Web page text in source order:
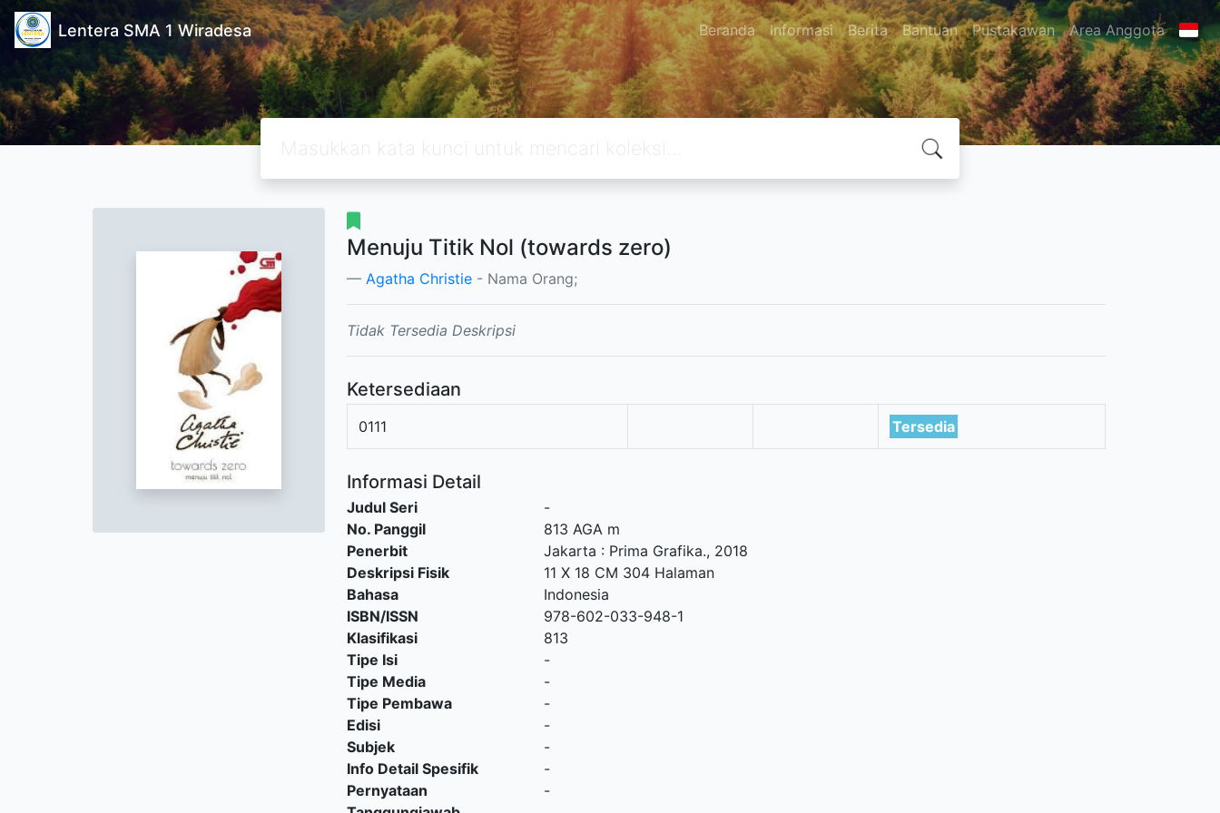
Lentera SMA 1 Wiradesa Beranda Informasi Berita Bantuan Pustakawan Area Anggota
Menuju Titik Nol (towards zero)
Agatha Christie - Nama Orang;
Tidak Tersedia Deskripsi
Ketersediaan
0111 Tersedia
Informasi Detail
Judul Seri
-
No. Panggil
813 AGA m
Penerbit
Jakarta : Prima Grafika., 2018
Deskripsi Fisik
11 X 18 CM 304 Halaman
Bahasa
Indonesia
ISBN/ISSN
978-602-033-948-1
Klasifikasi
813
Tipe Isi
-
Tipe Media
-
Tipe Pembawa
-
Edisi
-
Subjek
-
Info Detail Spesifik
-
Pernyataan
-